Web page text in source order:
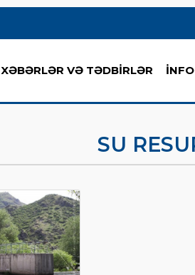
XƏBƏRLƏR VƏ TƏDBİRLƏR
SU